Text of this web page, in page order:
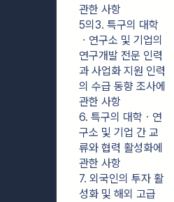
관한 사항
5의3. 특구의 대학
ㆍ연구소 및 기업의
연구개발 전문 인력
과 사업화 지원 인력
의 수급 동향 조사에
관한 사항
6. 특구의 대학ㆍ연
구소 및 기업 간 교
류와 협력 활성화에
관한 사항
7. 외국인의 투자 활
성화 및 해외 고급